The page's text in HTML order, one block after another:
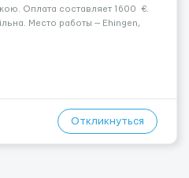
Оплата составляет 1600 €.
Место работы — Ehingen,
Откликнуться